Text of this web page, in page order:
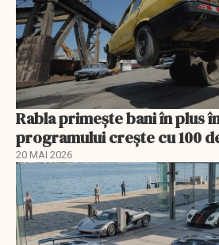
Rabla primește bani în plus
programului crește cu 100
20 MAI 2026